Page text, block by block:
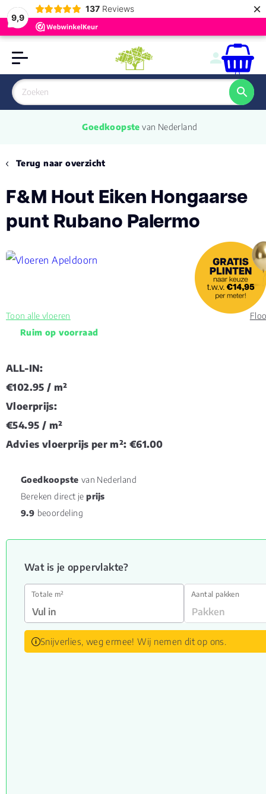
9,9
137 Reviews ×
0
Goedkoopste van Nederland
Terug naar overzicht
F&M Hout Eiken Hongaarse
punt Rubano Palermo
Toon alle vloeren
Ruim op voorraad
ALL-IN:
€102.95 / m²
Vloerprijs:
€54.95 / m²
Advies vloerprijs per m²: €61.00
Goedkoopste van Nederland
Bereken direct jeprijs
9.9 beoordeling
Wat is je oppervlakte?
Totale m² Aantal pakken
Snijverlies, weg ermee! Wij nemen dit op ons.